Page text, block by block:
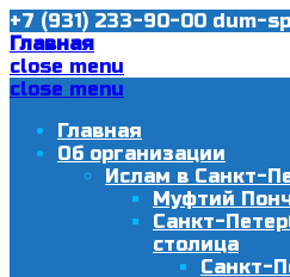
+7 (931) 233-90-00 dum-
Главная
close menu
close menu
Главная
Об организации
Ислам в Санкт-
Муфтий
Санкт-
столица
Санкт-